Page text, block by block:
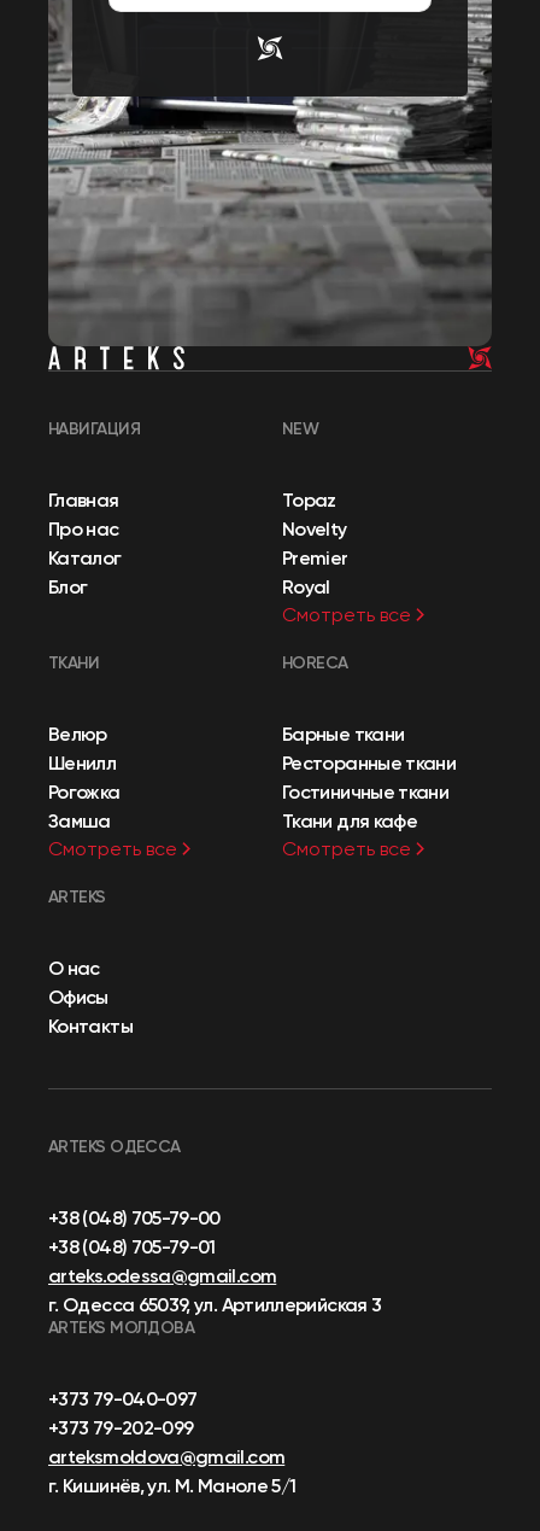
НАВИГАЦИЯ
Главная
Про нас
Каталог
Блог
NEW
Topaz
Novelty
Premier
Royal
Смотреть все
ТКАНИ
Велюр
Шенилл
Рогожка
Замша
Смотреть все
HORECA
Барные ткани
Ресторанные ткани
Гостиничные ткани
Ткани для кафе
Смотреть все
ARTEKS
О нас
Офисы
Контакты
ARTEKS ОДЕССА
+38 (048) 705-79-00
+38 (048) 705-79-01
arteks.odessa@gmail.com
г. Одесса 65039, ул. Артиллерийская 3
ARTEKS МОЛДОВА
+373 79-040-097
+373 79-202-099
arteksmoldova@gmail.com
г. Кишинёв, ул. М. Маноле 5/1